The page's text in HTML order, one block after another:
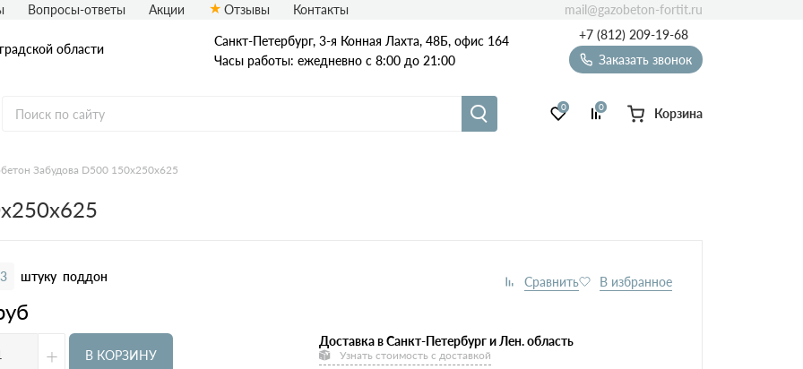
области
Санкт-Петербург, 3-я Конная Лахта, 48Б, офис 164
Часы работы: ежедневно с 8:00 до 21:00
+7 (812) 209-19-68
Заказать звонок
375х250х625
0 0 Корзина
Вопросы-ответы Акции Отзывы Контакты mail@gazobeton-fortit.ru
Забудова D500 150х250х625
штуку поддон
+
В КОРЗИНУ
Доставка в Санкт-Петербург и Лен. область
Узнать стоимость с доставкой